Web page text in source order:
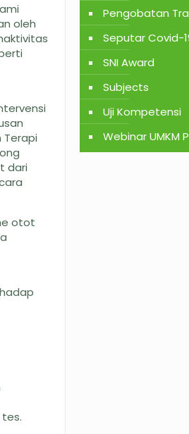
oleh
Terapi
dari
otot
Pengobatan
Seputar Covid-
SNI Award
Subjects
Uji Kompetensi
Webinar UMKM